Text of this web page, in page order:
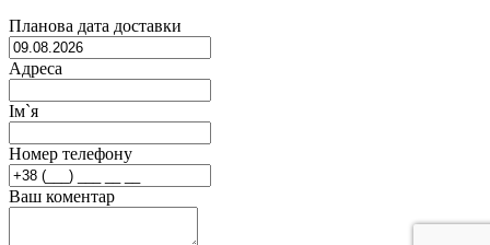
Планова дата доставки
Адреса
Ім`я
Номер телефону
Ваш коментар